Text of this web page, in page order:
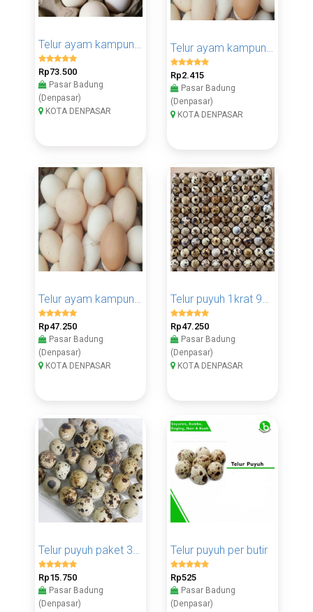
Telur ayam kampung 1krat
Rp73.500
Pasar Badung
(Denpasar)
KOTA DENPASAR
Telur ayam kampung 1 butir
Rp2.415
Pasar Badung
(Denpasar)
KOTA DENPASAR
Telur ayam kampung 1kg
Rp47.250
Pasar Badung
(Denpasar)
KOTA DENPASAR
Telur puyuh 1krat 90butir
Rp47.250
Pasar Badung
(Denpasar)
KOTA DENPASAR
Telur puyuh paket 30butir
Rp15.750
Pasar Badung
(Denpasar)
Telur puyuh per butir
Rp525
Pasar Badung
(Denpasar)